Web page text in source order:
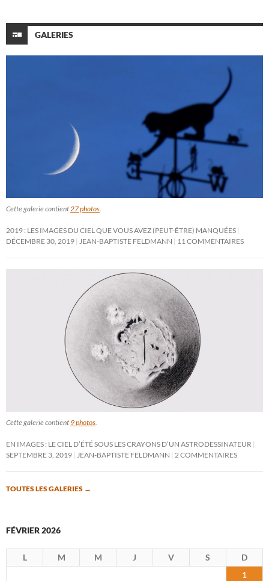
GALERIES
Cette galerie contient27 photos.
2019 : LES IMAGES DU CIEL QUE VOUS AVEZ (PEUT-ÊTRE) MANQUÉES
DÉCEMBRE 30, 2019 JEAN-BAPTISTE FELDMANN 11 COMMENTAIRES
Cette galerie contient 9 photos.
EN IMAGES : LE CIEL D’ÉTÉ SOUS LES CRAYONS D’UN ASTRODESSINATEUR
SEPTEMBRE 3, 2019 JEAN-BAPTISTE FELDMANN 2 COMMENTAIRES
TOUTES LES GALERIES →
FÉVRIER 2026
L M M J V S
D
1